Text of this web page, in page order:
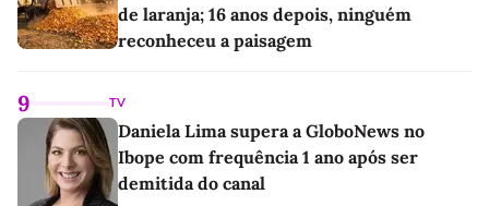
de laranja; 16 anos depois, ninguém
reconheceu a paisagem
9 TV
Daniela Lima supera a GloboNews no
Ibope com frequência 1 ano após ser
demitida do canal